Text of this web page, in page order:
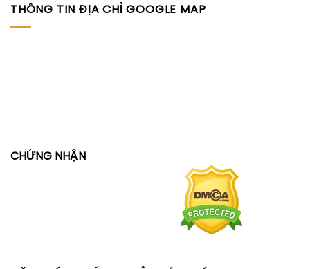
THÔNG TIN ĐỊA CHỈ GOOGLE MAP
CHỨNG NHẬN